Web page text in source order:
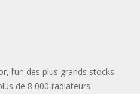
l’un des plus grands stocks
de 8 000 radiateurs